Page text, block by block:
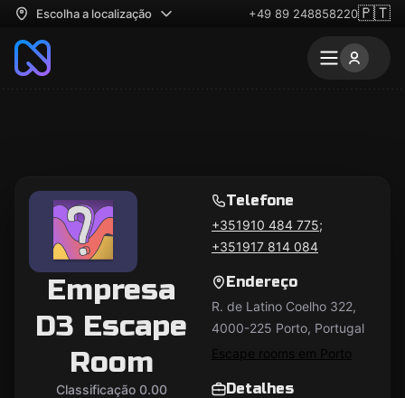
Escolha a localização +49 89 248858220🇵🇹
Empresa
D3 Escape
Room
Classificação 0.00
Telefone
+351910 484 775;
+351917 814 084
Endereço
R. de Latino Coelho 322,
4000-225 Porto, Portugal
Escape rooms em Porto
Detalhes